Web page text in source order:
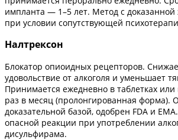
импланта — 1–5 лет. Метод с
при условии сопутствующей
Налтрексон
Блокатор опиоидных рецепторов.
удовольствие от алкоголя и уменьшает
Принимается ежедневно в таблетках
раз в месяц (пролонгированная форма).
доказательной базой, одобрен FDA и
опасной реакции при употреблении
дисульфирама.